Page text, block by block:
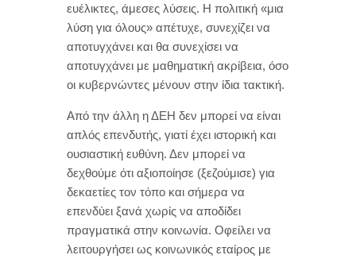
ευέλικτες, άμεσες λύσεις. Η πολιτική «μια
λύση για όλους» απέτυχε, συνεχίζει να
αποτυγχάνει και θα συνεχίσει να
αποτυγχάνει με μαθηματική ακρίβεια, όσο
οι κυβερνώντες μένουν στην ίδια τακτική.
Από την άλλη η ΔΕΗ δεν μπορεί να είναι
απλός επενδυτής, γιατί έχει ιστορική και
ουσιαστική ευθύνη. Δεν μπορεί να
δεχθούμε ότι αξιοποίησε (ξεζούμισε) για
δεκαετίες τον τόπο και σήμερα να
επενδύει ξανά χωρίς να αποδίδει
πραγματικά στην κοινωνία. Οφείλει να
λειτουργήσει ως κοινωνικός εταίρος με